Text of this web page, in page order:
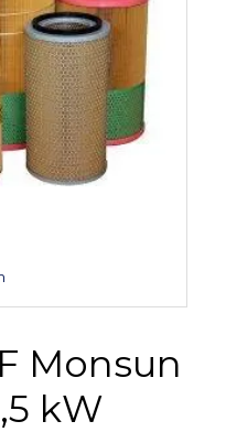
Monsun
kW